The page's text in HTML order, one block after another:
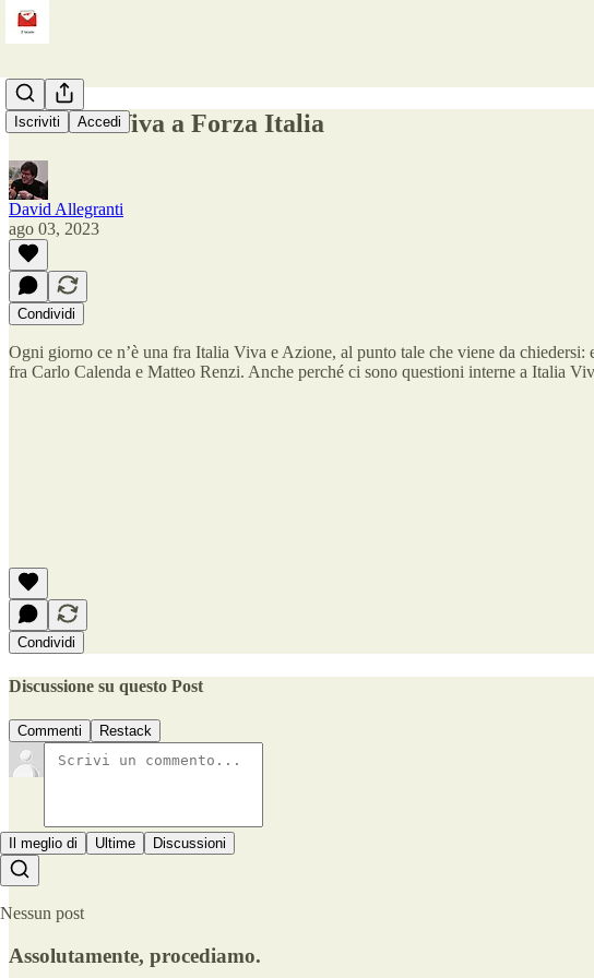
Iscriviti Accedi
Da Italia Viva a Forza Italia
David Allegranti
ago 03, 2023
Condividi
Ogni giorno ce n’è una fra Italia Viva e Azione, al punto tale che viene da
fra Carlo Calenda e Matteo Renzi. Anche perché ci sono questioni interne a Italia
Condividi
Discussione su questo Post
Commenti Restack
Il meglio di Ultime Discussioni
Nessun post
Assolutamente, procediamo.